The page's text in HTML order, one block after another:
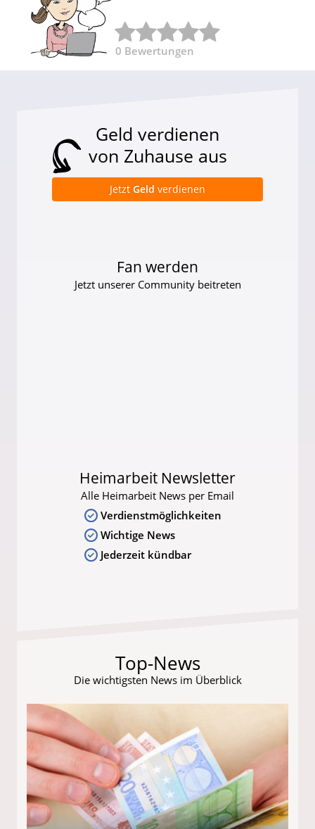
0 Bewertungen
Geld verdienen
von Zuhause aus
Jetzt Geld verdienen
Fan werden
Jetzt unserer Community beitreten
Heimarbeit Newsletter
Alle Heimarbeit News per Email
Verdienstmöglichkeiten
Wichtige News
Jederzeit kündbar
Top-News
Die wichtigsten News im Überblick